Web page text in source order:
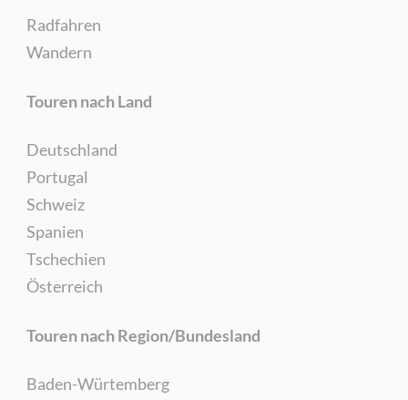
Radfahren
Wandern
Touren nach Land
Deutschland
Portugal
Schweiz
Spanien
Tschechien
Österreich
Touren nach Region/Bundesland
Baden-Würtemberg